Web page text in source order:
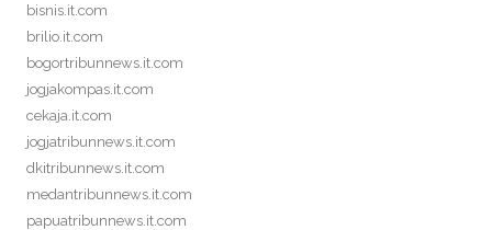
bisnis.it.com
brilio.it.com
bogortribunnews.it.com
jogjakompas.it.com
cekaja.it.com
jogjatribunnews.it.com
dkitribunnews.it.com
medantribunnews.it.com
papuatribunnews.it.com